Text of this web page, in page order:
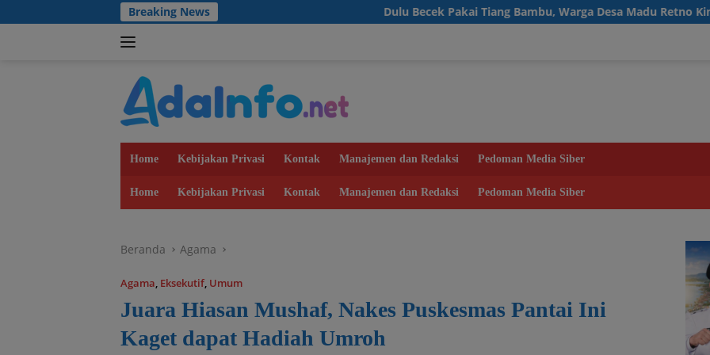
ke
Breaking News Dulu Becek Pakai Tiang Bambu, Warga Desa Madu Retno Kini Nikmati Lapangan Voli
Home Kebijakan Privasi Kontak Manajemen dan Redaksi Pedoman Media Siber
Home Kebijakan Privasi Kontak Manajemen dan Redaksi Pedoman Media Siber
Beranda Agama
Agama, Eksekutif, Umum
Juara Hiasan Mushaf, Nakes Puskesmas Pantai Ini
Kaget dapat Hadiah Umroh